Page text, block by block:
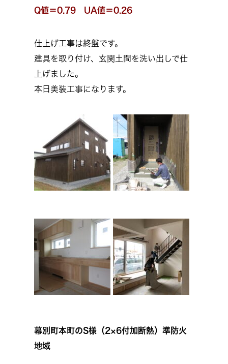
Q値＝0.79 UA値＝0.26
仕上げ工事は終盤です。
建具を取り付け、玄関土間を洗い出しで仕
上げました。
本日美装工事になります。
幕別町本町のS様（2×6付加断熱）準防火
地域